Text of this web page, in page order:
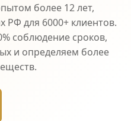
более 12 лет,
РФ для 6000+ клиентов.
соблюдение сроков,
и определяем более